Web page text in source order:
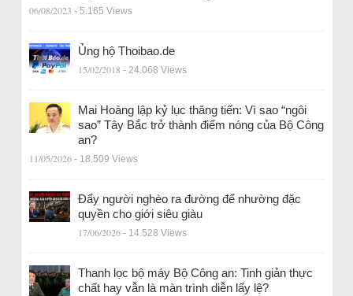
06/08/2023 - 5.165 Views
Ủng hộ Thoibao.de
15/02/2018 - 24.068 Views
Mai Hoàng lập kỷ lục thăng tiến: Vì sao “ngôi
sao” Tây Bắc trở thành điểm nóng của Bộ Công
an?
11/05/2026 - 18.509 Views
Đẩy người nghèo ra đường để nhường đặc
quyền cho giới siêu giàu
17/06/2026 - 14.528 Views
Thanh lọc bộ máy Bộ Công an: Tinh giản thực
chất hay vẫn là màn trình diễn lấy lệ?